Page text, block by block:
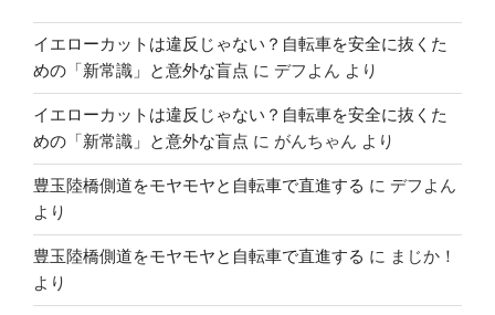
イエローカットは違反じゃない？自転車を安全に抜くた
めの「新常識」と意外な盲点 に デフよん より
イエローカットは違反じゃない？自転車を安全に抜くた
めの「新常識」と意外な盲点 に がんちゃん より
豊玉陸橋側道をモヤモヤと自転車で直進する に デフよん
より
豊玉陸橋側道をモヤモヤと自転車で直進する に まじか！
より